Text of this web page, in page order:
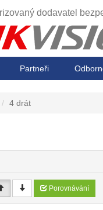
dodavatel
Partneři
4 drát
Porovnávání